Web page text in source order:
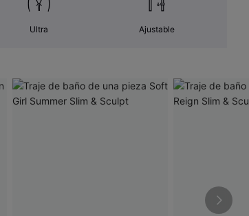
Ultra Ajustable